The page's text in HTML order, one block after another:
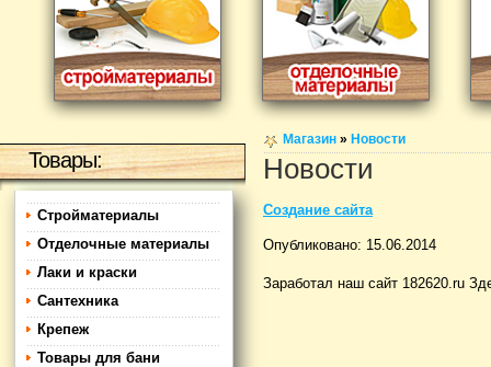
Магазин » Новости
Новости
Создание сайта
Опубликовано: 15.06.2014
Заработал наш сайт 182620.ru
Товары:
Стройматериалы
Отделочные материалы
Лаки и краски
Сантехника
Крепеж
Товары для бани